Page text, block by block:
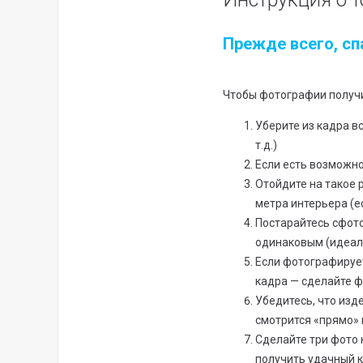
Прежде всего,
Чтобы фотографии
Уберите из кадра
т.д.)
Если есть
Отойдите на такое
метра интерьера
Постарайтесь
одинаковым
Если
кадра — сделайте
Убедитесь, что
смотрится «прямо»
Сделайте три фото
получить удачный